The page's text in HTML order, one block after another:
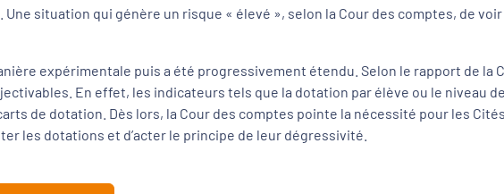
situation qui génère un risque « élevé », selon la Cour des comptes, de
expérimentale puis a été progressivement étendu. Selon le rapport de
En effet, les indicateurs tels que la dotation par élève ou le niveau
de dotation. Dès lors, la Cour des comptes pointe la nécessité pour les
les dotations et d’acter le principe de leur dégressivité.